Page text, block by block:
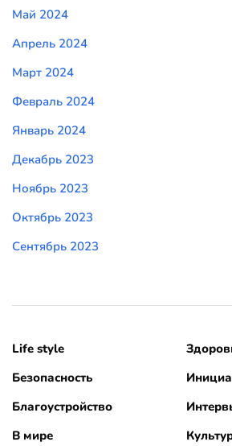
Май 2024
Апрель 2024
Март 2024
Февраль 2024
Январь 2024
Декабрь 2023
Ноябрь 2023
Октябрь 2023
Сентябрь 2023
Life style
Безопасность
Благоустройство
В мире